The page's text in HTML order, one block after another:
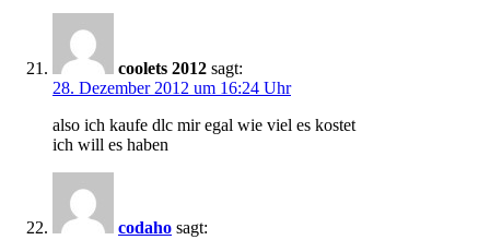
coolets 2012 sagt:
28. Dezember 2012 um 16:24 Uhr
also ich kaufe dlc mir egal wie viel es kostet
ich will es haben
codaho sagt: